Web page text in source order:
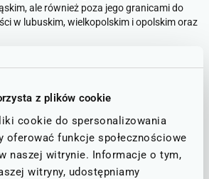
z plików cookie
cookie do spersonalizowania
oferować funkcje społecznościowe
naszej witrynie. Informacje o tym,
witryny, udostępniamy
ale również poza jego granicami do
w lubuskim, wielkopolskim i opolskim oraz
miasta
z najbardziej zróżnicowanych
W ciągu kilku godzin można
do karkonoskich kurortów, Gór
Kłodzką. Dużą popularnością cieszą się
Kudowy-Zdroju, Szklarskiej Poręby, Legnicy,
Coraz więcej turystów wybiera również